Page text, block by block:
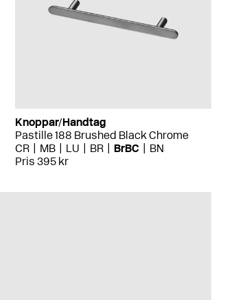
Knoppar/Handtag
Pastille 188 Brushed Black Chrome
CR
MB LU BR BrBC
BN
Pris 395 kr